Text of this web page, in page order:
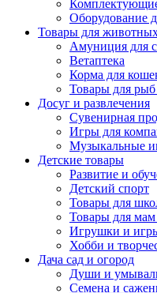
Оборудование
Товары для
Амуниция для
Ветаптека
Корма для
Товары для
Досуг и развлечения
Сувенирная
Игры для
Музыкальные
Детские товары
Развитие и
Детский спорт
Товары для
Товары для
Игрушки и
Хобби и
Дача сад и огород
Души и
Семена и